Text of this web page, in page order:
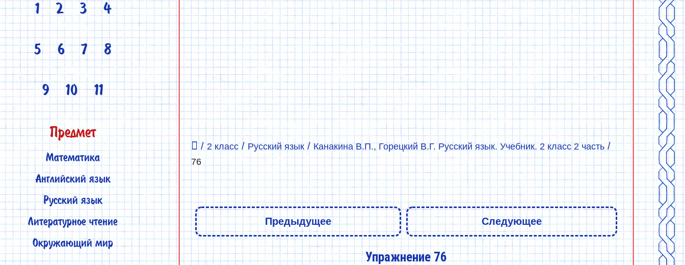
1
2 3 4
5 6 7 8
9 10 11
Предмет
Математика
Английский язык
Русский язык
Литературное чтение
Окружающий мир
/2 класс/Русский язык/Канакина В.П., Горецкий В.Г. Русский язык. Учебник. 2 класс 2 часть/
76
Предыдущее Следующее
Упражнение 76